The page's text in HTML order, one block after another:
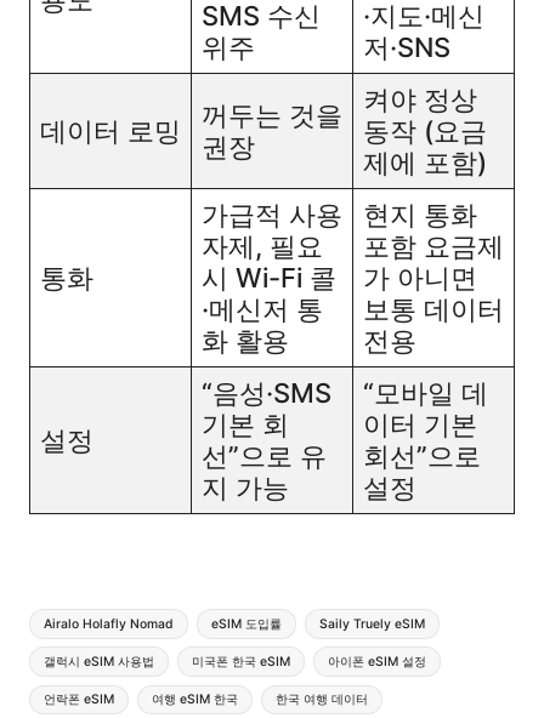
SMS 수신
위주​
·지도·메신
저·SNS​
데이터 로밍
꺼두는 것을
권장​
켜야 정상
동작 (요금
제에 포함)​
통화
가급적 사용
자제, 필요
시 Wi-Fi 콜
·메신저 통
화 활용​
현지 통화
포함 요금제
가 아니면
보통 데이터
전용​
설정
“음성·SMS
기본 회
선”으로 유
지 가능​
“모바일 데
이터 기본
회선”으로
설정​
Tags:
Airalo Holafly Nomad eSIM 도입률 Saily Truely eSIM
갤럭시 eSIM 사용법 미국폰 한국 eSIM 아이폰 eSIM 설정
언락폰 eSIM 여행 eSIM 한국 한국 여행 데이터